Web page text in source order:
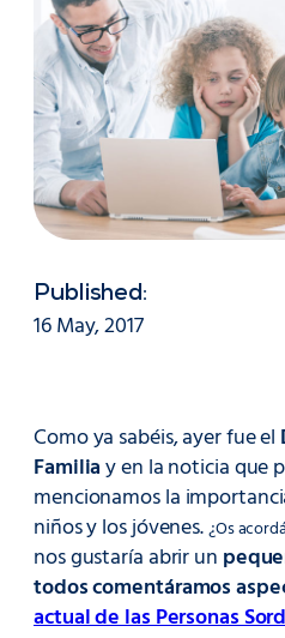
Published:
16 May, 2017
Como ya sabéis, ayer fue el
Familiay en la noticia que
mencionamos la
niños y los jóvenes.¿Os
nos gustaría abrir un
todos comentáramos
actual de las Personas